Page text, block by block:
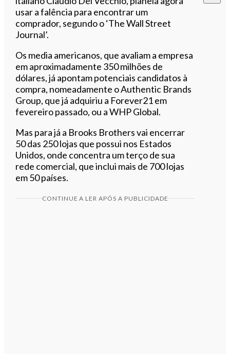
usar a falência para encontrar um
comprador, segundo o ‘The Wall Street
Journal’.
Os media americanos, que avaliam a empresa
em aproximadamente 350 milhões de
dólares, já apontam potenciais candidatos à
compra, nomeadamente o Authentic Brands
Group, que já adquiriu a Forever21 em
fevereiro passado, ou a WHP Global.
Mas para já a Brooks Brothers vai encerrar
50 das 250 lojas que possui nos Estados
Unidos, onde concentra um terço de sua
rede comercial, que inclui mais de 700 lojas
em 50 países.
CONTINUE A LER APÓS A PUBLICIDADE